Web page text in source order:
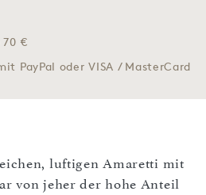
€
PayPal oder VISA / MasterCard
luftigen Amaretti mit
von jeher der hohe Anteil